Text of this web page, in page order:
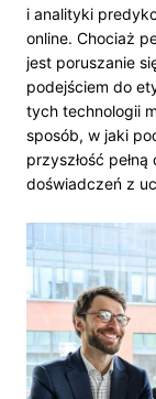
i analityki
online. Chociaż
jest poruszanie
podejściem do
tych technologii
sposób, w jaki
przyszłość
doświadczeń z